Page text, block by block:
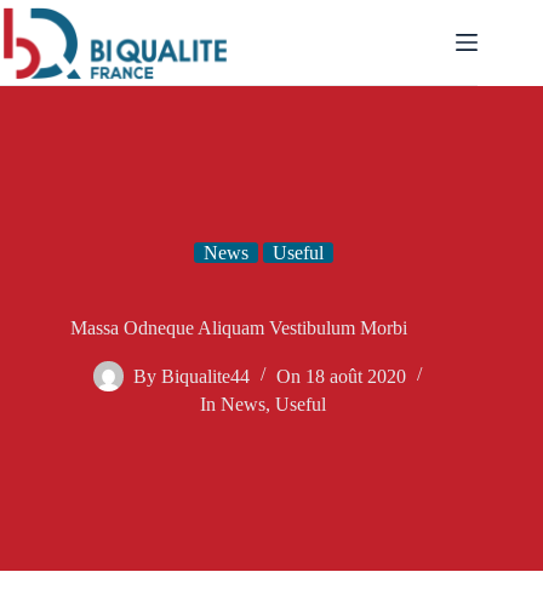
Passer
contenu
News Useful
Massa Odneque Aliquam Vestibulum Morbi
By Biqualite44 On 18 août 2020
In News,Useful